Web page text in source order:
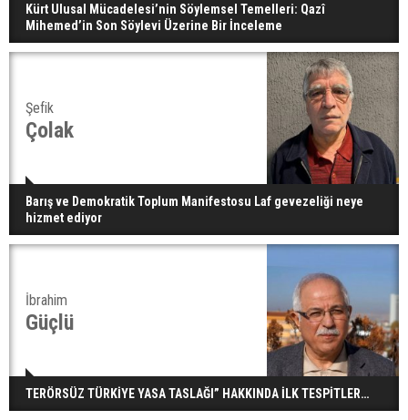
Kürt Ulusal Mücadelesi’nin Söylemsel Temelleri: Qazî
Mihemed’in Son Söylevi Üzerine Bir İnceleme
Şefik
Çolak
Barış ve Demokratik Toplum Manifestosu Laf gevezeliği neye
hizmet ediyor
İbrahim
Güçlü
TERÖRSÜZ TÜRKİYE YASA TASLAĞI” HAKKINDA İLK TESPİTLER…